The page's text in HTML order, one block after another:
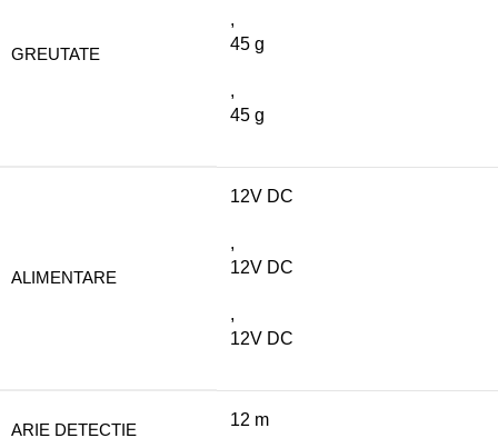
GREUTATE
,
45 g
,
45 g
ALIMENTARE
12V DC
,
12V DC
,
12V DC
ARIE DETECTIE
12 m